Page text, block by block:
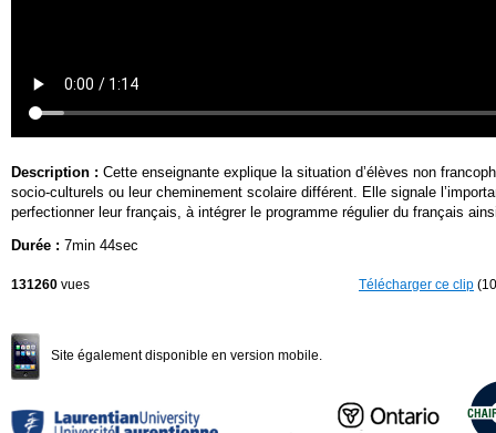
Description : Cette enseignante explique la situation d’élèves non
socio-culturels ou leur cheminement scolaire différent. Elle signale
perfectionner leur français, à intégrer le programme régulier du français
Durée : 7min 44sec
131260 vues Télécharger ce clip
Site également disponible en version mobile.